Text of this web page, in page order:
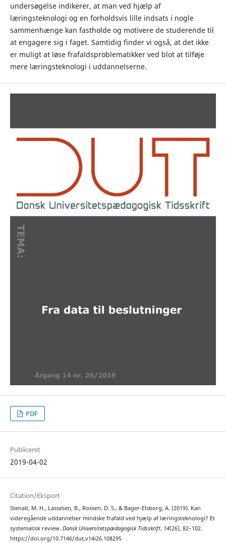
undersøgelse indikerer, at man ved hjælp af
læringsteknologi og en forholdsvis lille indsats i nogle
sammenhænge kan fastholde og motivere de studerende til
at engagere sig i faget. Samtidig finder vi også, at det ikke
er muligt at løse frafaldsproblematikker ved blot at tilføje
mere læringsteknologi i uddannelserne.
PDF
Publiceret
2019-04-02
Citation/Eksport
Stenalt, M. H., Lassesen, B., Rossen, D. S., & Bager-Elsborg, A. (2019). Kan
videregående uddannelser mindske frafald ved hjælp af læringsteknologi? Et
systematisk review. Dansk Universitetspædagogisk Tidsskrift, 14(26), 82–102.
https://doi.org/10.7146/dut.v14i26.108295